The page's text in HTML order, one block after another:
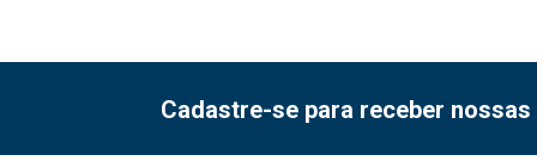
Cadastre-se para receber